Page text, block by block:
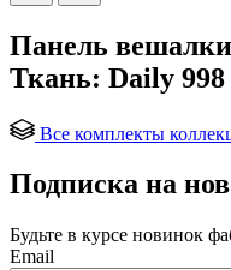
Панель
Ткань: Daily 998
Все комплекты
Подписка на
Будьте в курсе новинок
Email